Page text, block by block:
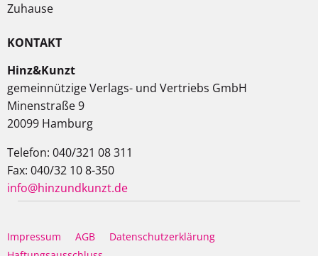
Zuhause
KONTAKT
Hinz&Kunzt
gemeinnützige Verlags- und Vertriebs GmbH
Minenstraße 9
20099 Hamburg
Telefon: 040/321 08 311
Fax: 040/32 10 8-350
info@hinzundkunzt.de
Impressum AGB
Datenschutzerklärung